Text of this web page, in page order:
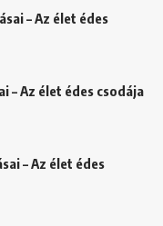
– Az élet édes
– Az élet édes csodája
– Az élet édes